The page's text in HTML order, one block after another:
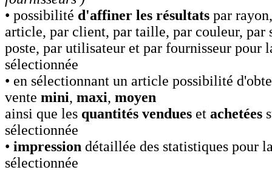
• possibilité d'affiner les résultats par
article, par client, par taille, par couleur, par
poste, par utilisateur et par fournisseur pour
sélectionnée
• en sélectionnant un article possibilité
vente mini, maxi, moyen
ainsi que les quantités vendues et achetées
sélectionnée
• impression détaillée des statistiques pour
sélectionnée